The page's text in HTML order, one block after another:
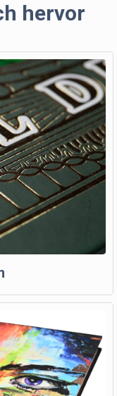
hervor